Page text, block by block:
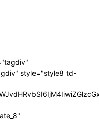
style="style8 td-